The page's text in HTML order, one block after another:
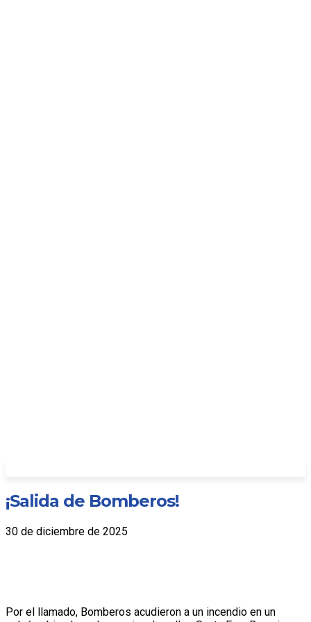
¡Salida de Bomberos!
30 de diciembre de 2025
Por el llamado, Bomberos acudieron a un incendio en un